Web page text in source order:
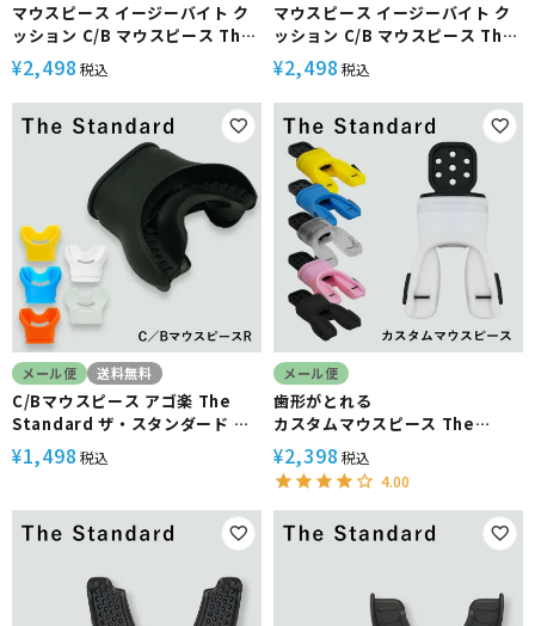
マウスピース イージーバイト ク
ッション C/B マウスピース The
Standard ザ・スタンダード ブ
ラック シリコン ダイビング アク
セサリー パーツ レギュラー
【EZ-CUSHION-CBr】
¥2,498 税込
マウスピース イージーバイト ク
ッション C/B マウスピース The
Standard ザ・スタンダード ブ
ラック シリコン ダイビング アク
セサリー パーツ スモール【EZ-
CUSHION-CBs】
¥2,498 税込
メール便 送料無料
C/Bマウスピース アゴ楽 The
Standard ザ・スタンダード レ
ギュレーター ダイビング スキュ
ーバダイビング
¥1,498 税込
メール便
歯形がとれる
カスタムマウスピース The
Standard ザ・スタンダード シ
リコン アゴ楽 形状記憶 歯形
¥2,398 税込
4.00